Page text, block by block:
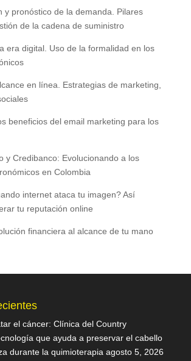
y pronóstico de la demanda. Pilares
de la cadena de suministro
era digital. Uso de la formalidad en los
en línea. Estrategias de marketing,
beneficios del email marketing para los
y Credibanco: Evolucionando a los
en Colombia
internet ataca tu imagen? Así
tu reputación online
financiera al alcance de tu mano
el cáncer: Clínica del Country
que ayuda a preservar el cabello
durante la quimioterapia agosto 5, 2026